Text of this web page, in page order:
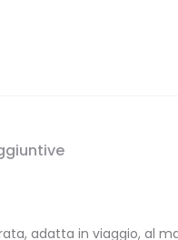
adatta in viaggio, al